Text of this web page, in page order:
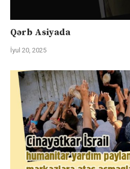
Qərb Asiyada
İyul 20, 2025